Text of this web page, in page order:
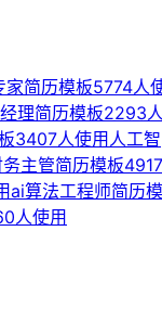
家简历模板5774人
理简历模板2293
3407人使用 人工智
主管简历模板4917
ai算法工程师简历模
人使用